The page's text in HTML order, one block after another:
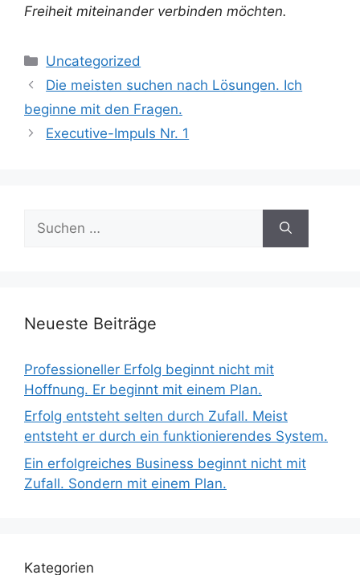
Freiheit miteinander verbinden möchten.
Kategorien
Uncategorized
Die meisten suchen nach Lösungen. Ich
beginne mit den Fragen.
Executive-Impuls Nr. 1
nach:
Neueste Beiträge
Professioneller Erfolg beginnt nicht mit
Hoffnung. Er beginnt mit einem Plan.
Erfolg entsteht selten durch Zufall. Meist
entsteht er durch ein funktionierendes System.
Ein erfolgreiches Business beginnt nicht mit
Zufall. Sondern mit einem Plan.
Kategorien